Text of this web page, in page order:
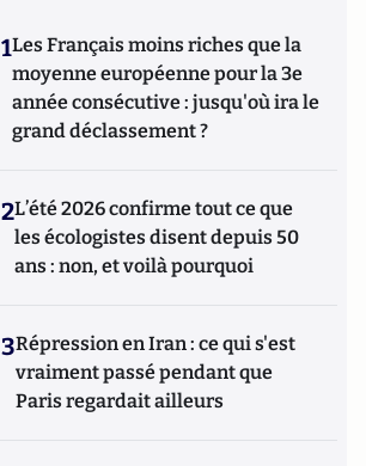
1Les Français moins riches que la
moyenne européenne pour la 3e
année consécutive : jusqu'où ira le
grand déclassement ?
2L’été 2026 confirme tout ce que
les écologistes disent depuis 50
ans : non, et voilà pourquoi
3Répression en Iran : ce qui s'est
vraiment passé pendant que
Paris regardait ailleurs